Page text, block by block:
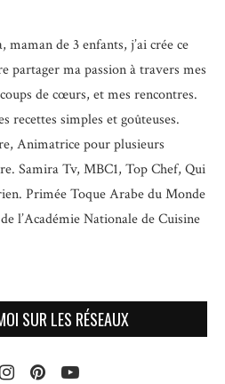
maman de 3 enfants, j’ai crée ce
partager ma passion à travers mes
de cœurs, et mes rencontres.
recettes simples et goûteuses.
Animatrice pour plusieurs
Samira Tv, MBC1, Top Chef, Qui
Primée Toque Arabe du Monde
l’Académie Nationale de Cuisine
SUR LES RÉSEAUX